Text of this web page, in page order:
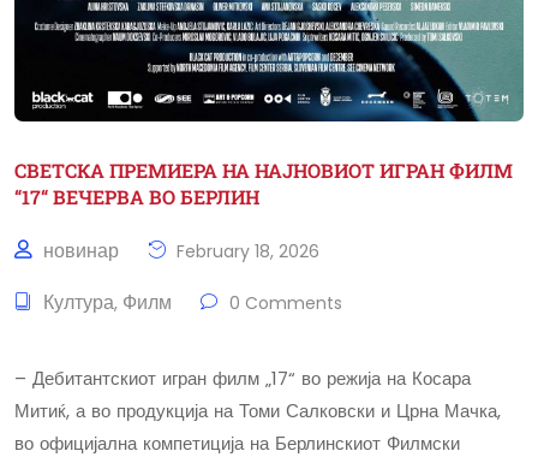
СВЕТСКА ПРЕМИЕРА НА НАЈНОВИОТ ИГРАН ФИЛМ
“17“ ВЕЧЕРВА ВО БЕРЛИН
новинар February 18, 2026
Култура, Филм 0 Comments
– Дебитантскиот игран филм „17“ во режија на Косара
Митиќ, а во продукција на Томи Салковски и Црна Мачка,
во официјална компетиција на Берлинскиот Филмски